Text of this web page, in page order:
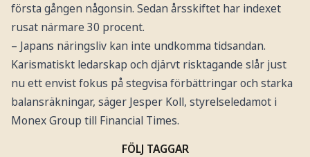
första gången någonsin. Sedan årsskiftet har indexet
rusat närmare 30 procent.
– Japans näringsliv kan inte undkomma tidsandan.
Karismatiskt ledarskap och djärvt risktagande slår just
nu ett envist fokus på stegvisa förbättringar och starka
balansräkningar, säger Jesper Koll, styrelseledamot i
Monex Group till Financial Times.
FÖLJ TAGGAR